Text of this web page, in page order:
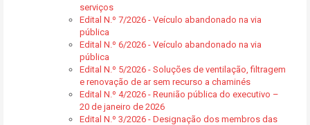
serviços
Edital N.º 7/2026 - Veículo abandonado na via
pública
Edital N.º 6/2026 - Veículo abandonado na via
pública
Edital N.º 5/2026 - Soluções de ventilação, filtragem
e renovação de ar sem recurso a chaminés
Edital N.º 4/2026 - Reunião pública do executivo –
20 de janeiro de 2026
Edital N.º 3/2026 - Designação dos membros das